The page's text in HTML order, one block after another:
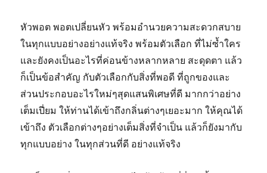
หัวพอต พอตเปลี่ยนหัว พร้อมอำนวยความสะดวกสบาย
ในทุกแบบอย่างอย่างแท้จริง พร้อมตัวเลือก ที่ไม่ซ้ำใคร
และยังคงเป็นอะไรที่ค่อนข้างหลากหลาย สะดุดตา แล้ว
ก็เป็นข้อสำคัญ กับตัวเลือกกับสิ่งที่พอดี ที่ถูกของและ
ส่วนประกอบอะไรใหม่ๆสุดแสนพิเศษที่ดี มากกว่าอย่าง
เต็มเปี่ยม ให้ท่านได้เข้าถึงกลิ่นต่างๆเยอะมาก ให้คุณได้
เข้าถึง ตัวเลือกต่างๆอย่างเต็มสิ่งที่จำเป็น แล้วก็ยังมากับ
ทุกแบบอย่าง ในทุกส่วนที่ดี อย่างแท้จริง